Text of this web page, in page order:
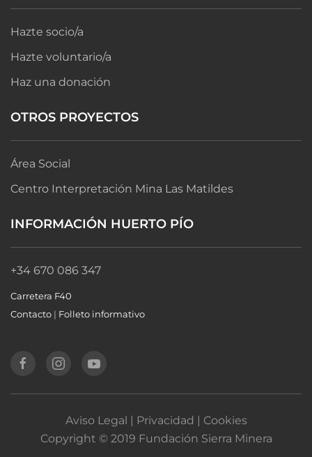
Hazte socio/a
Hazte voluntario/a
Haz una donación
OTROS PROYECTOS
Área Social
Centro Interpretación Mina Las Matildes
INFORMACIÓN HUERTO PÍO
+34 670 086 347
Carretera F40
Contacto | Folleto informativo
Aviso Legal | Privacidad | Cookies
Copyright © 2019 Fundación Sierra Minera